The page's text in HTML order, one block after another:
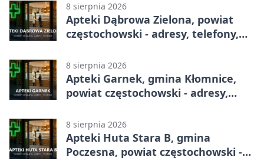
8 sierpnia 2026
Apteki Dąbrowa Zielona, powiat
częstochowski - adresy, telefony,
8 sierpnia 2026
Apteki Garnek, gmina Kłomnice,
powiat częstochowski - adresy,
8 sierpnia 2026
Apteki Huta Stara B, gmina
Poczesna, powiat częstochowski -